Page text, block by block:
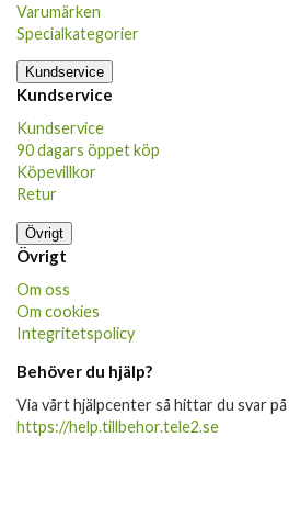
Varumärken
Specialkategorier
Kundservice
Kundservice
Kundservice
90 dagars öppet köp
Köpevillkor
Retur
Övrigt
Övrigt
Om oss
Om cookies
Integritetspolicy
Behöver du hjälp?
Via vårt hjälpcenter så hittar du svar
https://help.tillbehor.tele2.se